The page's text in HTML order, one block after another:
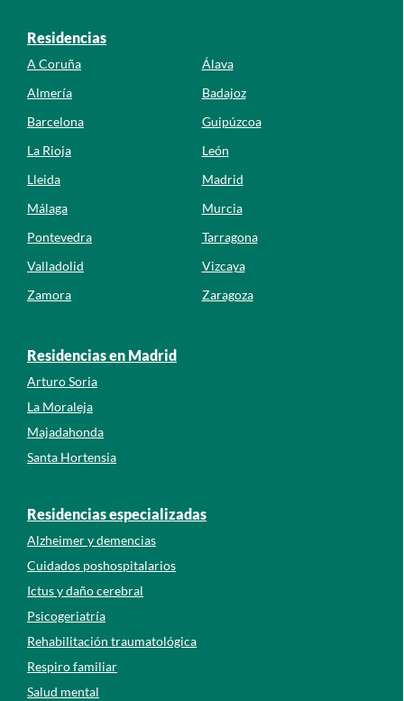
Residencias
A Coruña
Álava
Almería
Badajoz
Barcelona
Guipúzcoa
La Rioja
León
Lleida
Madrid
Málaga
Murcia
Pontevedra
Tarragona
Valladolid
Vizcaya
Zamora
Zaragoza
Residencias en Madrid
Arturo Soria
La Moraleja
Majadahonda
Santa Hortensia
Residencias especializadas
Alzheimer y demencias
Cuidados poshospitalarios
Ictus y daño cerebral
Psicogeriatría
Rehabilitación traumatológica
Respiro familiar
Salud mental